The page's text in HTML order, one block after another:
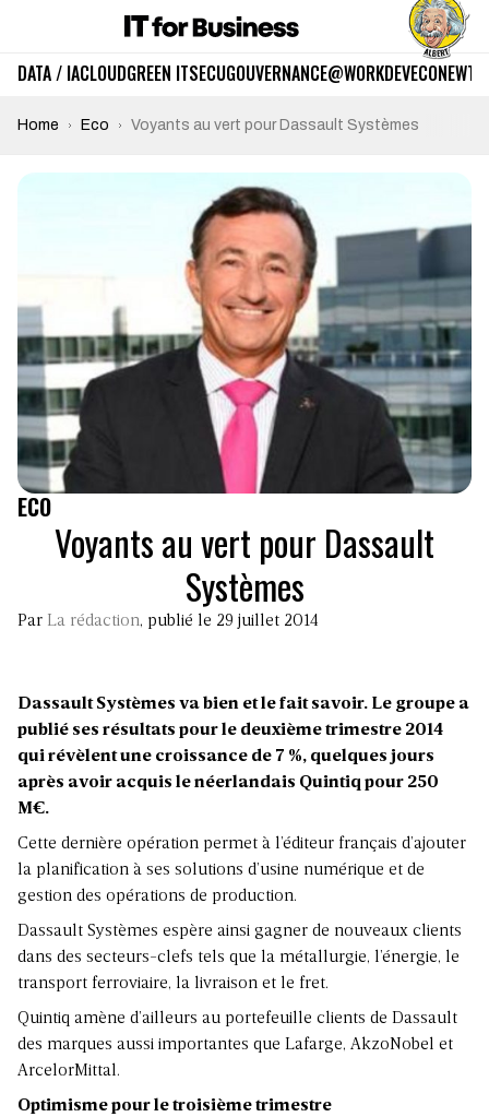
DATA / IACLOUDGREEN ITSECUGOUVERNANCE@WORKDEVECO
Home Eco Voyants au vert pour Dassault Systèmes
ECO
Voyants au vert pour Dassault
Systèmes
Par La rédaction, publié le 29 juillet 2014
Dassault Systèmes va bien et le fait savoir. Le groupe a
publié ses résultats pour le deuxième trimestre 2014
qui révèlent une croissance de 7 %, quelques jours
après avoir acquis le néerlandais Quintiq pour 250
M€.
Cette dernière opération permet à l’éditeur français d’ajouter
la planification à ses solutions d’usine numérique et de
gestion des opérations de production.
Dassault Systèmes espère ainsi gagner de nouveaux clients
dans des secteurs-clefs tels que la métallurgie, l’énergie, le
transport ferroviaire, la livraison et le fret.
Quintiq amène d’ailleurs au portefeuille clients de Dassault
des marques aussi importantes que Lafarge, AkzoNobel et
ArcelorMittal.
Optimisme pour le troisième trimestre